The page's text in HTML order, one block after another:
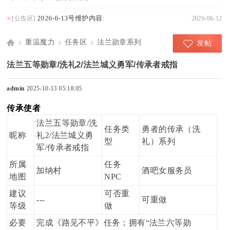
[公告区] 2026-6-13号维护内容: 2026-06-12
Di
sc
uz
!
›
重温魔力
›
任务区
›
法兰勋章系列 发帖
法兰五等勋章/洗礼2/法兰城义勇军/传承者戒指
admin 2025-10-13 05:18:05
传承使者
昵称
法兰五等勋章/洗
礼2/法兰城义勇
军/传承者戒指
任务类
型
勇者的传承（洗
礼）系列
所属
地图
加纳村
任务
NPC
酒吧女服务员
建议
等级
---
可否重
做
可重做
必要
完成《路见不平》任务；拥有“法兰六等勋